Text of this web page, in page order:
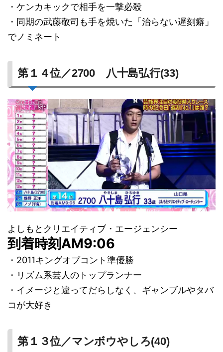
・ケンカキックで相手を一撃必殺
・同期の武藤敬司も手を焼いた「治らない遅刻癖」
でノミネート
第１４位／2700 八十島弘行(33)
よしもとクリエイティブ・エージェンシー
到着時刻AM9:06
・2011キングオブコント準優勝
・リズム系芸人のトップランナー
・イメージと違ってだらしなく、ギャンブルやタバ
コが大好き
第１３位／マンボウやしろ(40)